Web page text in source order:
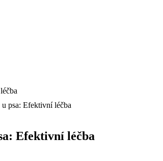
psa: Efektivní léčba
Efektivní léčba